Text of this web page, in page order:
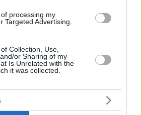
processing my
Targeted Advertising.
Collection, Use,
or Sharing of my
Is Unrelated with the
it was collected.
ημέρας: Ο Ντε Πολ εντόπισε
και άρχισαν να χορεύουν
Μέσι» έδειξε το πατρικό του